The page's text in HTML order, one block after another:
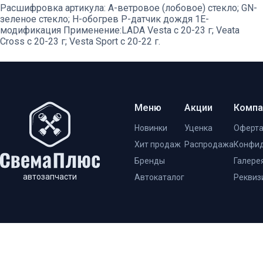
Расшифровка артикула: А-ветровое (лобовое) стекло; GN-
зеленое стекло; H-обогрев P-датчик дождя 1E-
модификация Применение:LADA Vesta с 20-23 г; Veata
Cross c 20-23 г; Vesta Sport с 20-22 г.
автозапчасти
Меню
Новинки
Хит продаж
Бренды
Автокаталог
Акции
Уценка
Распродажа
Оферта